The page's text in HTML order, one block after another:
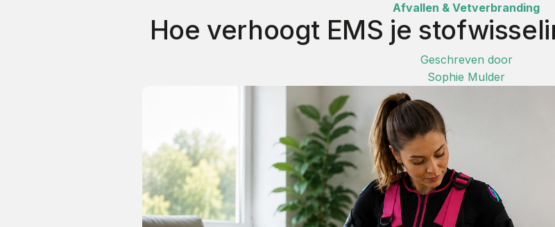
Afvallen & Vetverbranding
Hoe verhoogt EMS je
Geschreven door
Sophie Mulder